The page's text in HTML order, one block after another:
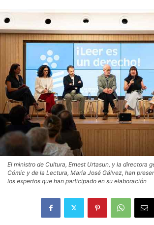
El ministro de Cultura, Ernest Urtasun, y la directora
Cómic y de la Lectura, María José Gálvez, han
los expertos que han participado en su elaboración